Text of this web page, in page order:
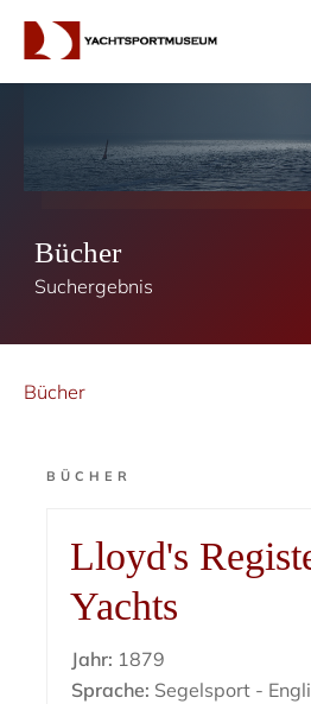
Bücher
Suchergebnis
Bücher
BÜCHER
Lloyd's
Yachts
Jahr: 1879
Sprache: Segelsport -